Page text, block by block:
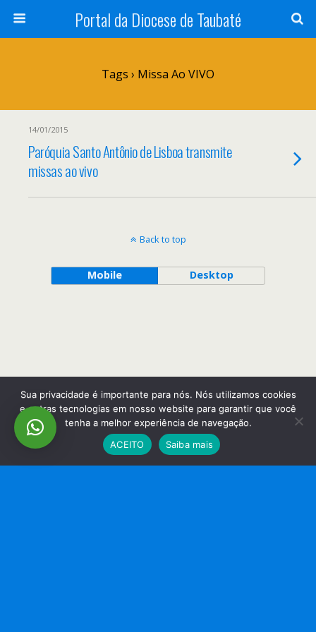
Portal da Diocese de Taubaté
Tags › Missa Ao VIVO
14/01/2015
Paróquia Santo Antônio de Lisboa transmite
missas ao vivo
Back to top
Mobile Desktop
Sua privacidade é importante para nós. Nós utilizamos cookies
e outras tecnologias em nosso website para garantir que você
tenha a melhor experiência de navegação.
ACEITO
Saiba mais